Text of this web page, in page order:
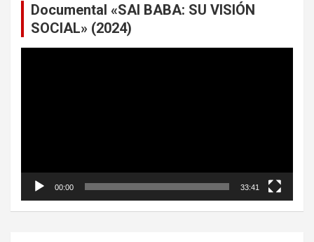
Documental «SAI BABA: SU VISIÓN
SOCIAL» (2024)
00:00 33:41